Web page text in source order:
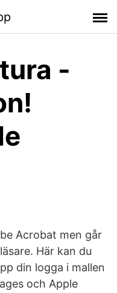
-
Acrobat men går
Här kan du
din logga i mallen
och Apple